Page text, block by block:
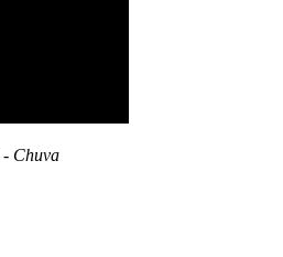
- Chuva